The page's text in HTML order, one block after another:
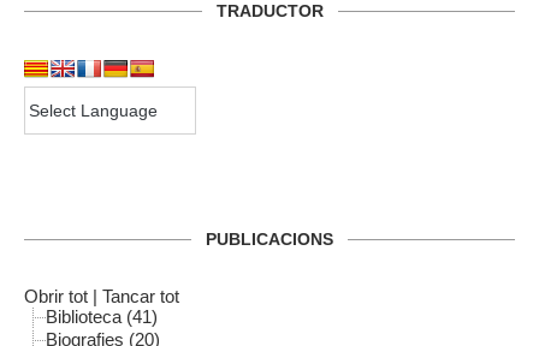
TRADUCTOR
PUBLICACIONS
Obrir tot | Tancar tot
Biblioteca (41)
Biografies (20)